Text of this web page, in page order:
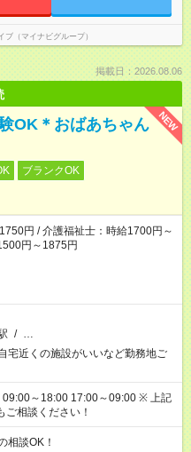
ブ（マイナビグループ）
掲載日：2026.08.06
NEW
OK＊おばあちゃん
ブランクOK
円 / 介護福祉士：時給1700円～
円～1875円
/ …
近くの施設がいいなど勤務地ご
～18:00 17:00～09:00 ※ 上記
相談ください！
談OK！